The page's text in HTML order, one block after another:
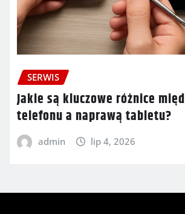
SERWIS
Jakie są kluczowe różnice
telefonu a naprawą tabletu?
admin lip 4, 2026